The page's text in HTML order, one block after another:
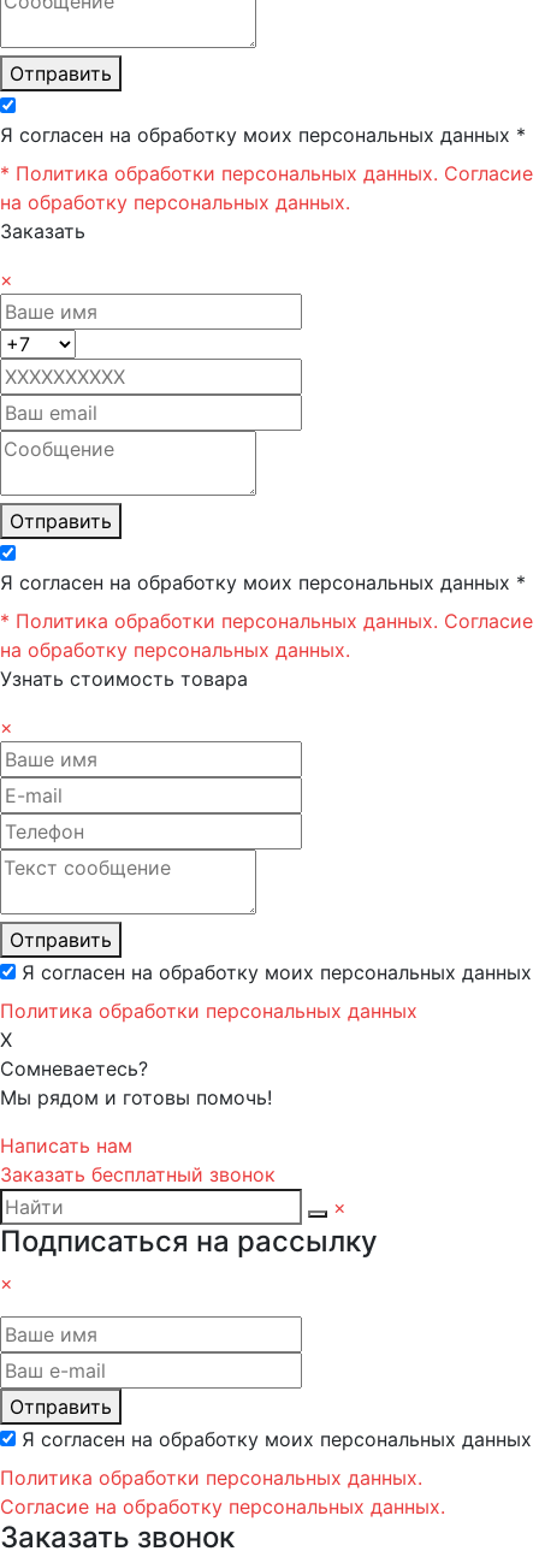
Отправить
Я согласен на обработку моих персональных данных *
* Политика обработки персональных данных. Согласие
на обработку персональных данных.
Заказать
×
Отправить
Я согласен на обработку моих персональных данных *
* Политика обработки персональных данных. Согласие
на обработку персональных данных.
Узнать стоимость товара
×
Отправить
Я согласен на обработку моих персональных данных
Политика обработки персональных данных
X
Сомневаетесь?
Мы рядом и готовы помочь!
Написать нам
Заказать бесплатный звонок
×
Подписаться на рассылку
×
Отправить
Я согласен на обработку моих персональных данных
Политика обработки персональных данных.
Согласие на обработку персональных данных.
Заказать звонок